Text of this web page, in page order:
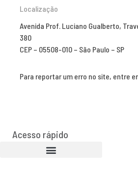
Localização
Avenida Prof. Luciano Gualberto,
380
CEP – 05508-010 – São Paulo – SP
Para reportar um erro no site, entre
Acesso rápido